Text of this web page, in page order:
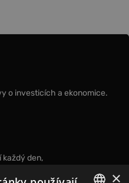
o investicích a ekonomice.
den,
×